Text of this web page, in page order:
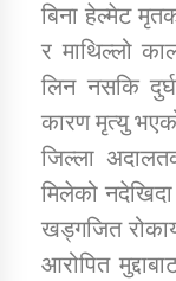
बिना हेल्मेट
र माथिल्लो
लिन नसकि
कारण मृत्यु
जिल्ला
मिलेको
खड्गजित
आरोपित